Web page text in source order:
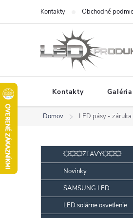
obsah
Kontakty Obchodné
Kontakty Galéria
Domov LED pásy -
o
č
n
Preskočiť
kategórie💥💥💥ZĽAVY💥💥💥
Novinky
SAMSUNG LED
LED solárne osvetlenie